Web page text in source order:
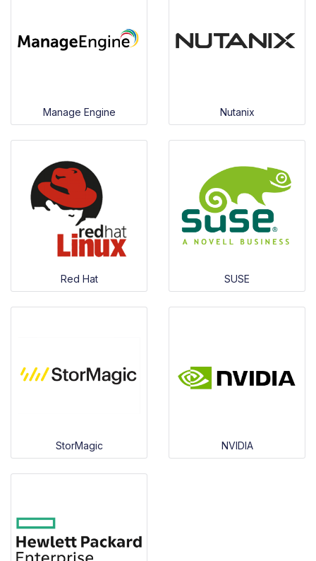
Manage Engine Nutanix
Red Hat SUSE
StorMagic NVIDIA